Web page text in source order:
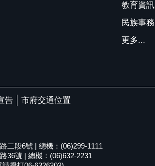
教育資訊
民族事務
更多...
告
市府交通位置
二段6號 | 總機：(06)299-1111
36號 | 總機：(06)632-2231